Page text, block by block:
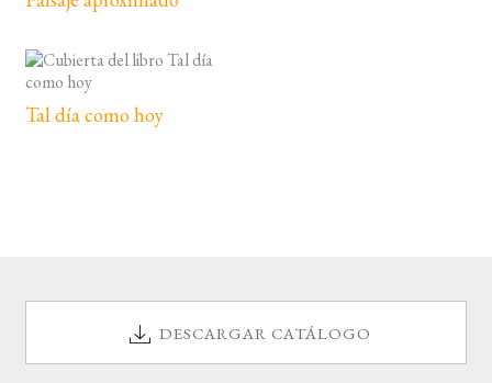
Tal día como hoy
DESCARGAR CATÁLOGO